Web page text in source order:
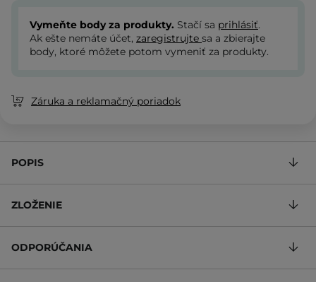
Vymeňte body za produkty. Stačí sa prihlásiť.
Ak ešte nemáte účet, zaregistrujte sa a zbierajte
body, ktoré môžete potom vymeniť za produkty.
Záruka a reklamačný poriadok
POPIS
ZLOŽENIE
ODPORÚČANIA